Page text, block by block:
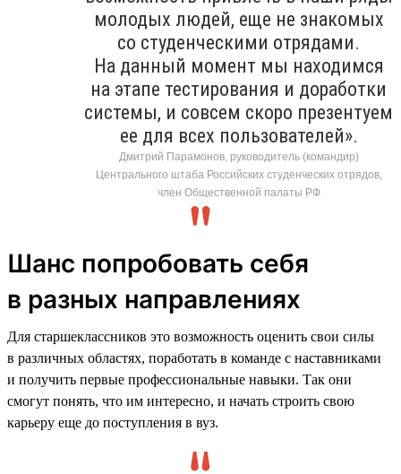
молодых людей, еще не знакомых
со студенческими отрядами.
На данный момент мы находимся
на этапе тестирования и доработки
системы, и совсем скоро презентуем
ее для всех пользователей».
Дмитрий Парамонов, руководитель (командир)
Центрального штаба Российских студенческих отрядов,
член Общественной палаты РФ
Шанс попробовать себя
в разных направлениях
Для старшеклассников это возможность оценить свои силы
в различных областях, поработать в команде с наставниками
и получить первые профессиональные навыки. Так они
смогут понять, что им интересно, и начать строить свою
карьеру еще до поступления в вуз.